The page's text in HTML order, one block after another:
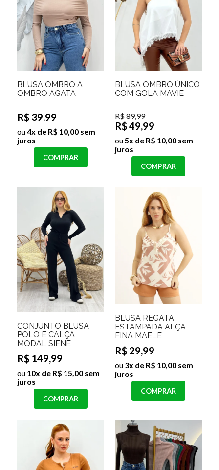
BLUSA OMBRO A
OMBRO AGATA
R$ 39,99
ou4x de R$ 10,00 sem
juros
COMPRAR
BLUSA OMBRO ÚNICO
COM GOLA MAVIE
R$ 89,99
R$ 49,99
ou5x de R$ 10,00 sem
juros
COMPRAR
CONJUNTO BLUSA
POLO E CALÇA
MODAL SIENE
R$ 149,99
ou 10x de R$ 15,00 sem
juros
COMPRAR
BLUSA REGATA
ESTAMPADA ALÇA
FINA MAELE
R$ 29,99
ou 3x de R$ 10,00 sem
juros
COMPRAR